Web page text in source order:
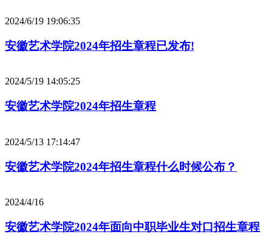
2024/6/19 19:06:35
安徽艺术学院2024年招生章程已发布!
2024/5/19 14:05:25
安徽艺术学院2024年招生章程
2024/5/13 17:14:47
安徽艺术学院2024年招生章程什么时候公布？
2024/4/16
安徽艺术学院2024年面向中职毕业生对口招生章程